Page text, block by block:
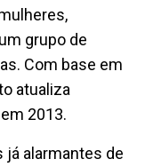
grupo de
Com base em
atualiza
2013.
já alarmantes de